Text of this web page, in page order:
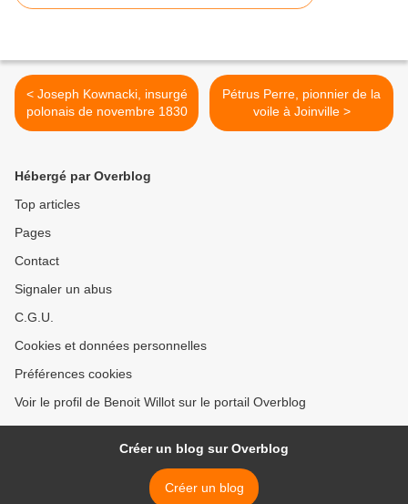
< Joseph Kownacki, insurgé
polonais de novembre 1830
Pétrus Perre, pionnier de la
voile à Joinville >
Hébergé par Overblog
Top articles
Pages
Contact
Signaler un abus
C.G.U.
Cookies et données personnelles
Préférences cookies
Voir le profil de Benoit Willot sur le portail Overblog
Créer un blog sur Overblog
Créer un blog